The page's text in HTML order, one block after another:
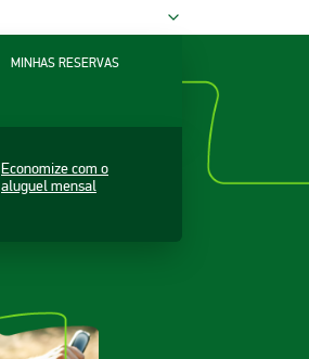
MINHAS RESERVAS
Economize com o
aluguel mensal